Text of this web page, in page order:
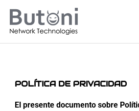
contenido
POLÍTICA DE PRIVACIDAD
El presente documento sobre